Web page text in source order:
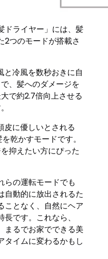
ドライヤー」には、髪
2つのモードが搭載さ
と冷風を数秒おきに自
、髪へのダメージを
で約2.7倍向上させる
皮に優しいとされる
乾かすモードです。
抑えたい方にぴった
らの運転モードでも
自動的に放出されるた
ことなく、自然にヘア
です。これなら、
まるでお家でできる美
タイムに変わるかもし